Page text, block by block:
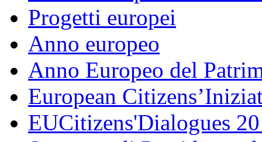
Progetti europei
Anno europeo
Anno Europeo del
European
EUCitizens'Dialogues